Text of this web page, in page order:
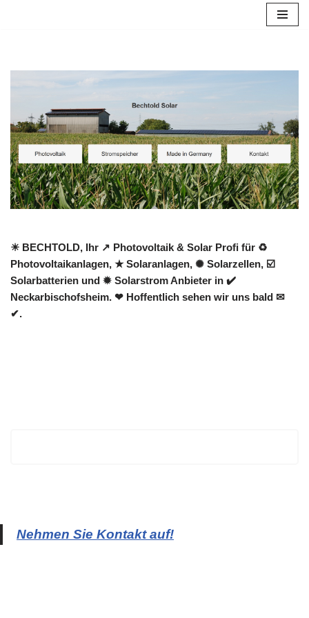
springen
☀ BECHTOLD, Ihr ↗️ Photovoltaik & Solar Profi für ♻
Photovoltaikanlagen, ★ Solaranlagen, ✺ Solarzellen, ☑️
Solarbatterien und ✹ Solarstrom Anbieter in ✔️
Neckarbischofsheim. ❤ Hoffentlich sehen wir uns bald ✉
✔.
Nehmen Sie Kontakt auf!